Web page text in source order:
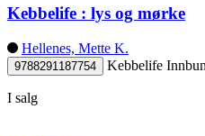
Kebbelife : lys og mørke
Hellenes, Mette K.
9788291187754 Kebbelife
I salg